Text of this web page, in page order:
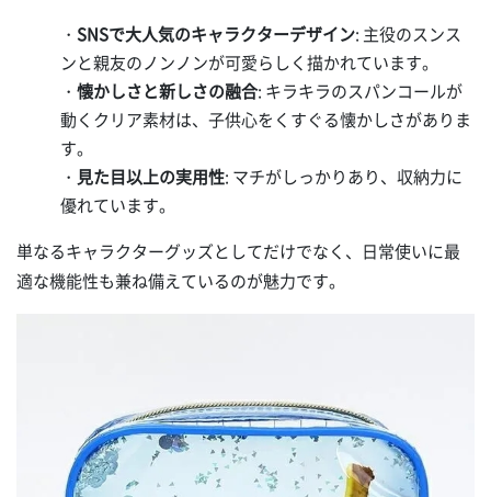
・ SNSで大人気のキャラクターデザイン: 主役のスンス
ンと親友のノンノンが可愛らしく描かれています。
・ 懐かしさと新しさの融合: キラキラのスパンコールが
動くクリア素材は、子供心をくすぐる懐かしさがありま
す。
・ 見た目以上の実用性: マチがしっかりあり、収納力に
優れています。
単なるキャラクターグッズとしてだけでなく、日常使いに最
適な機能性も兼ね備えているのが魅力です。